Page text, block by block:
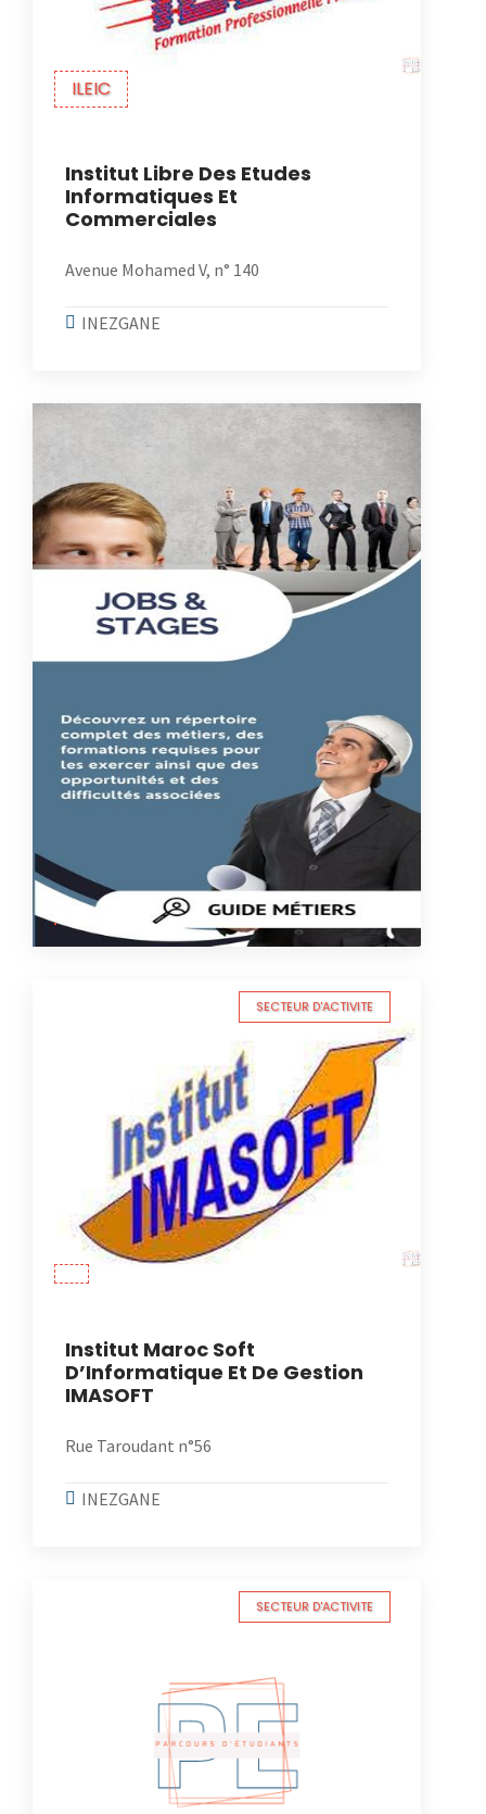
ILEIC
Institut Libre Des Etudes
Informatiques Et
Commerciales
Avenue Mohamed V, n° 140
INEZGANE
SECTEUR D'ACTIVITE
Institut Maroc Soft
D’Informatique Et De Gestion
IMASOFT
Rue Taroudant n°56
INEZGANE
SECTEUR D'ACTIVITE